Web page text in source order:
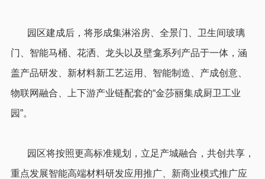
园区建成后，将形成集淋浴房、全景门、卫生间玻璃
门、智能马桶、花洒、龙头以及壁龛系列产品于一体，涵
盖产品研发、新材料新工艺运用、智能制造、产成创意、
物联网融合、上下游产业链配套的“金莎丽集成厨卫工业
园”。
园区将按照更高标准规划，立足产城融合，共创共享，
重点发展智能高端材料研发应用推广、新商业模式推广应